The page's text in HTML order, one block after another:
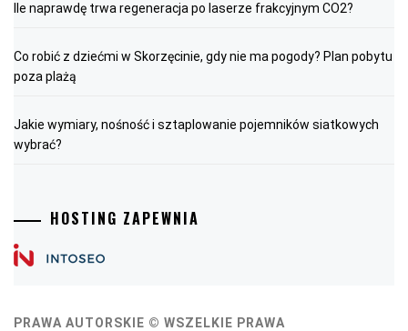
Ile naprawdę trwa regeneracja po laserze frakcyjnym CO2?
Co robić z dziećmi w Skorzęcinie, gdy nie ma pogody? Plan pobytu
poza plażą
Jakie wymiary, nośność i sztaplowanie pojemników siatkowych
wybrać?
HOSTING ZAPEWNIA
PRAWA AUTORSKIE © WSZELKIE PRAWA